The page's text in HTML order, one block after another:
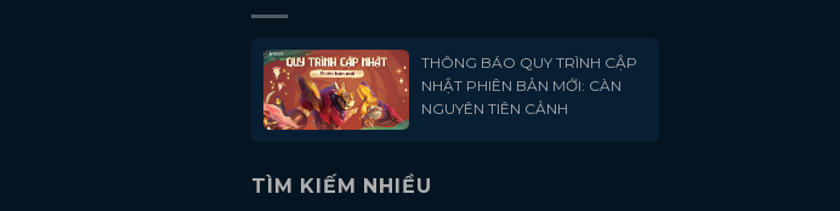
THÔNG BÁO QUY TRÌNH CẬP
NHẬT PHIÊN BẢN MỚI: CÀN
NGUYÊN TIÊN CẢNH
TÌM KIẾM NHIỀU